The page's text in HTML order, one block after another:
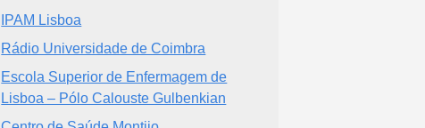
IPAM Lisboa
Rádio Universidade de Coimbra
Escola Superior de Enfermagem de
Lisboa – Pólo Calouste Gulbenkian